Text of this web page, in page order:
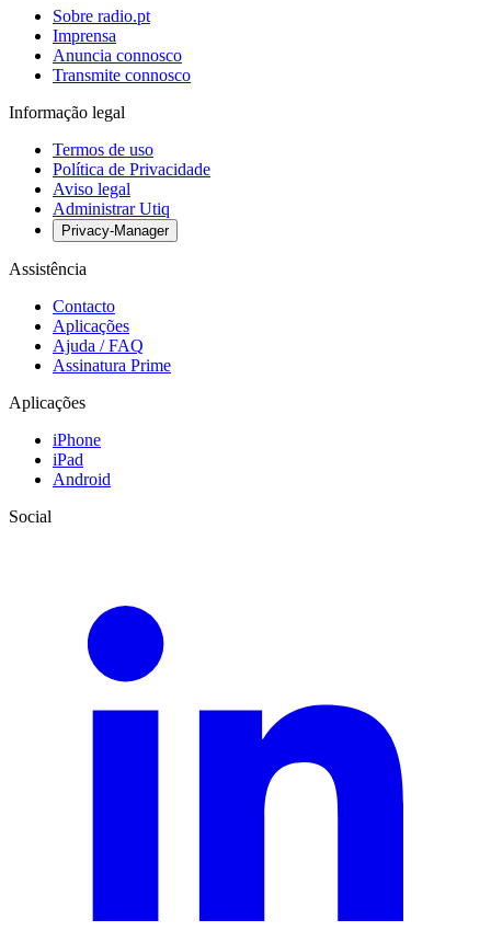
Sobre radio.pt
Imprensa
Anuncia connosco
Transmite connosco
Informação legal
Termos de uso
Política de Privacidade
Aviso legal
Administrar Utiq
Privacy-Manager
Assistência
Contacto
Aplicações
Ajuda / FAQ
Assinatura Prime
Aplicações
iPhone
iPad
Android
Social